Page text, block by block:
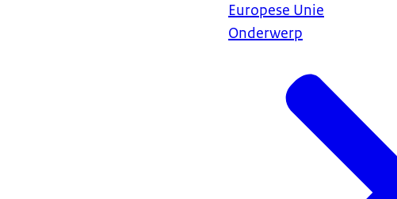
Europese Unie
Onderwerp